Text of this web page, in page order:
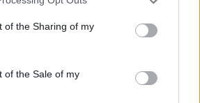
of the Sharing of my
of the Sale of my